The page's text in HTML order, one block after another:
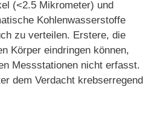
(<2.5 Mikrometer) und
Kohlenwasserstoffe
zu verteilen. Erstere, die
Körper eindringen können,
Messstationen nicht erfasst.
dem Verdacht krebserregend